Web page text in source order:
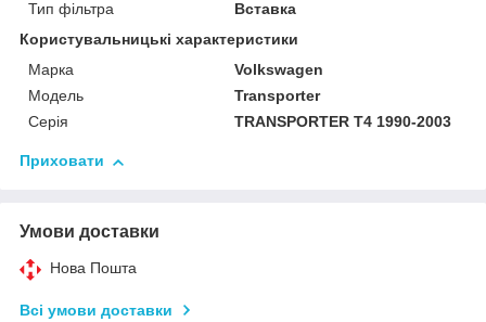
Тип фільтра
Вставка
Користувальницькі характеристики
Марка
Volkswagen
Модель
Transporter
Серія
TRANSPORTER T4 1990-2003
Приховати
Умови доставки
Нова Пошта
Всі умови доставки